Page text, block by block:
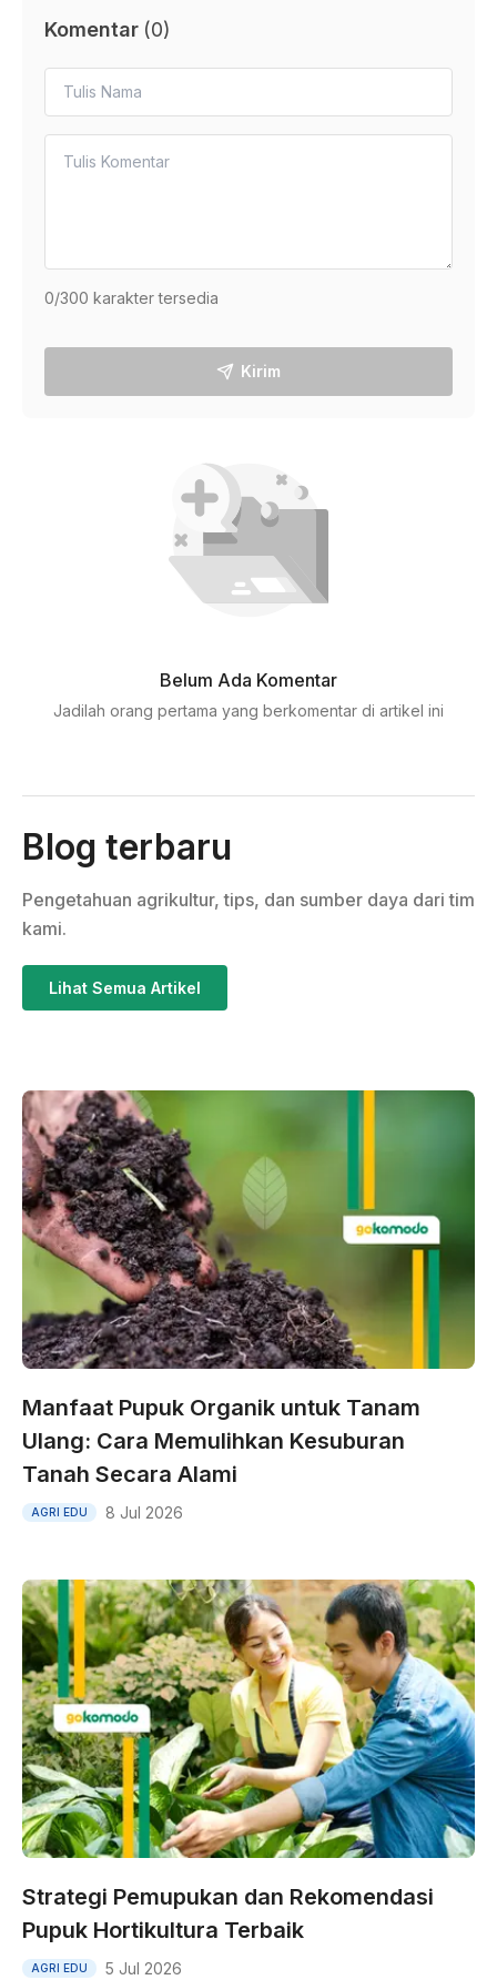
Komentar (0)
0/300 karakter tersedia
Kirim
Belum Ada Komentar
Jadilah orang pertama yang berkomentar di artikel ini
Blog terbaru
Pengetahuan agrikultur, tips, dan sumber daya dari tim
kami.
Lihat Semua Artikel
Manfaat Pupuk Organik untuk Tanam
Ulang: Cara Memulihkan Kesuburan
Tanah Secara Alami
AGRI EDU 8 Jul 2026
Strategi Pemupukan dan Rekomendasi
Pupuk Hortikultura Terbaik
AGRI EDU 5 Jul 2026